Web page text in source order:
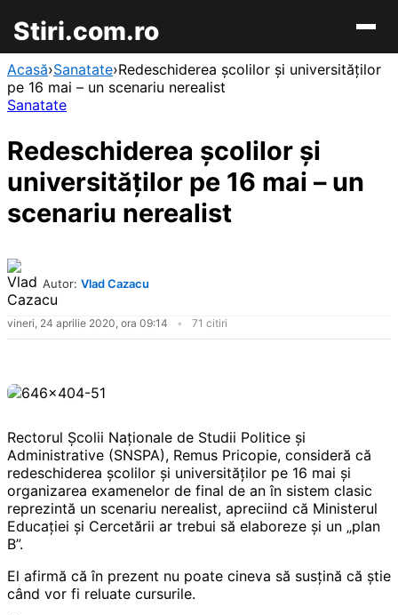
Stiri.com.ro
Acasă›Sanatate›Redeschiderea şcolilor şi universităţilor
pe 16 mai – un scenariu nerealist
Sanatate
Redeschiderea şcolilor şi
universităţilor pe 16 mai – un
scenariu nerealist
Autor: Vlad Cazacu
vineri, 24 aprilie 2020, ora 09:14 71 citiri
Rectorul Şcolii Naţionale de Studii Politice şi
Administrative (SNSPA), Remus Pricopie, consideră că
redeschiderea şcolilor şi universităţilor pe 16 mai şi
organizarea examenelor de final de an în sistem clasic
reprezintă un scenariu nerealist, apreciind că Ministerul
Educaţiei şi Cercetării ar trebui să elaboreze şi un „plan
B”.
El afirmă că în prezent nu poate cineva să susţină că ştie
când vor fi reluate cursurile.